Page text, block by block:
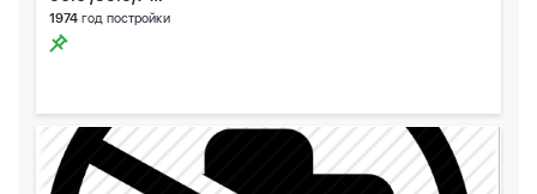
1974 год постройки